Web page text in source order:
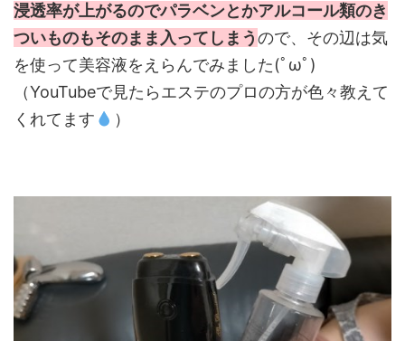
浸透率が上がるのでパラベンとかアルコール類のき
ついものもそのまま入ってしまうので、その辺は気
を使って美容液をえらんでみました(ﾟωﾟ)
（YouTubeで見たらエステのプロの方が色々教えて
くれてます
）